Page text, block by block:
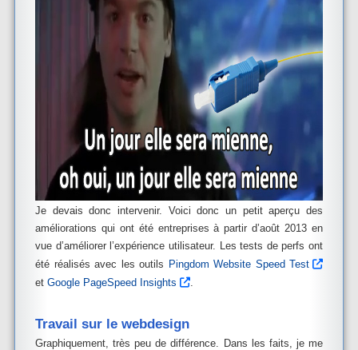
Je devais donc intervenir. Voici donc un petit aperçu des
améliorations qui ont été entreprises à partir d’août 2013 en
vue d’améliorer l’expérience utilisateur. Les tests de perfs ont
été réalisés avec les outils Pingdom Website Speed Test
et Google PageSpeed Insights .
Travail sur le webdesign
Graphiquement, très peu de différence. Dans les faits, je me